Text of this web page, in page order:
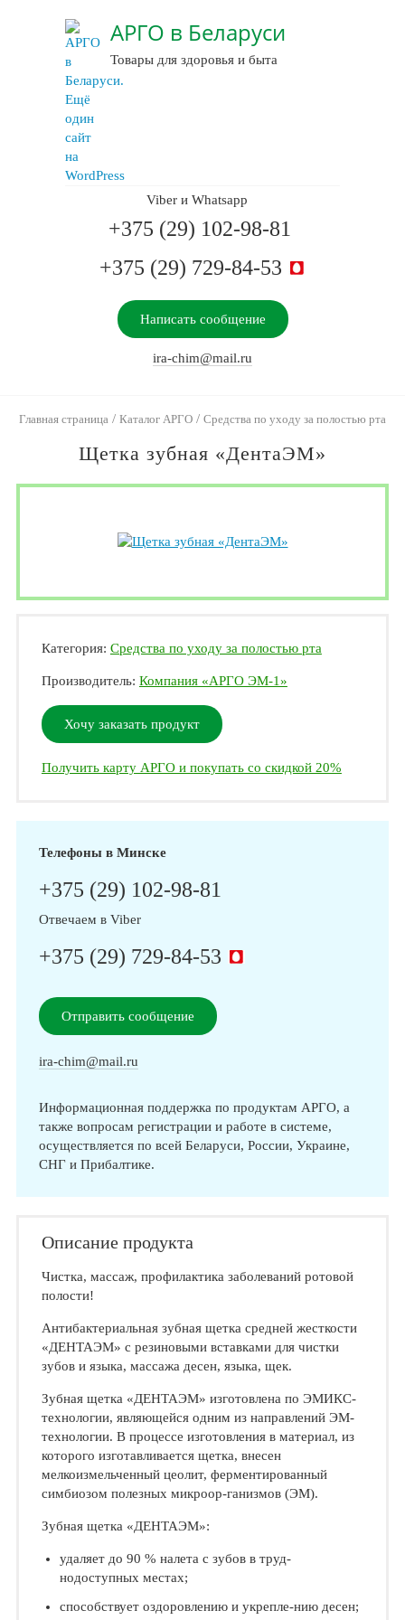
АРГО в Беларуси
Товары для здоровья и быта
Viber и Whatsapp
+375 (29) 102-98-81
+375 (29) 729-84-53
Написать сообщение
ira-chim@mail.ru
Главная страница / Каталог АРГО / Средства по уходу за полостью рта
Щетка зубная «ДентаЭМ»
Категория: Средства по уходу за полостью рта
Производитель: Компания «АРГО ЭМ-1»
Хочу заказать продукт
Получить карту АРГО и покупать со скидкой 20%
Телефоны в Минске
+375 (29) 102-98-81
Отвечаем в Viber
+375 (29) 729-84-53
Отправить сообщение
ira-chim@mail.ru
Информационная поддержка по продуктам АРГО, а
также вопросам регистрации и работе в системе,
осуществляется по всей Беларуси, России, Украине,
СНГ и Прибалтике.
Описание продукта
Чистка, массаж, профилактика заболеваний ротовой
полости!
Антибактериальная зубная щетка средней жесткости
«ДЕНТАЭМ» с резиновыми вставками для чистки
зубов и языка, массажа десен, языка, щек.
Зубная щетка «ДЕНТАЭМ» изготовлена по ЭМИКС-
технологии, являющейся од­ним из направлений ЭМ-
технологии. В процессе изготовления в материал, из
которого изготавливается щетка, внесен
мелкоизмельченный цеолит, ферменти­рованный
симбиозом полезных микроор-ганизмов (ЭМ).
Зубная щетка «ДЕНТАЭМ»:
удаляет до 90 % налета с зубов в труд-
нодоступных местах;
способствует оздоровлению и укрепле-нию десен;